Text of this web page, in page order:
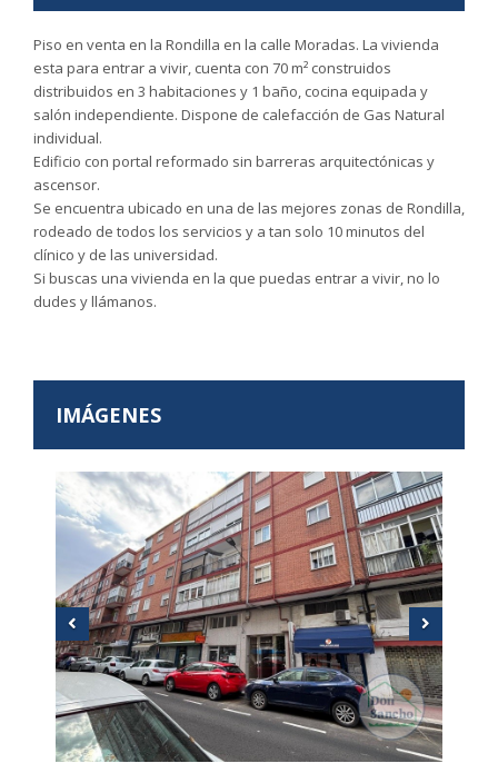
Piso en venta en la Rondilla en la calle Moradas. La vivienda
esta para entrar a vivir, cuenta con 70 m² construidos
distribuidos en 3 habitaciones y 1 baño, cocina equipada y
salón independiente. Dispone de calefacción de Gas Natural
individual.
Edificio con portal reformado sin barreras arquitectónicas y
ascensor.
Se encuentra ubicado en una de las mejores zonas de Rondilla,
rodeado de todos los servicios y a tan solo 10 minutos del
clínico y de las universidad.
Si buscas una vivienda en la que puedas entrar a vivir, no lo
dudes y llámanos.
IMÁGENES
Anterior